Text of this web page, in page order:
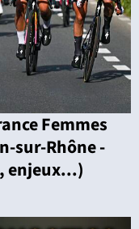
Femmes
sur-Rhône -
enjeux...)